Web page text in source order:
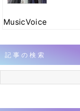
MusicVoice
記事の検索